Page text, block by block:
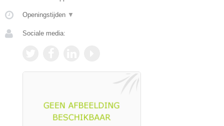
Openingstijden ▼
Sociale media: